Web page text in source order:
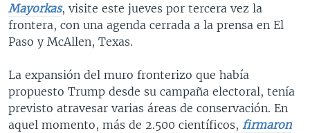
Mayorkas, visite este jueves por tercera vez la
frontera, con una agenda cerrada a la prensa en El
Paso y McAllen, Texas.
La expansión del muro fronterizo que había
propuesto Trump desde su campaña electoral, tenía
previsto atravesar varias áreas de conservación. En
aquel momento, más de 2.500 científicos, firmaron